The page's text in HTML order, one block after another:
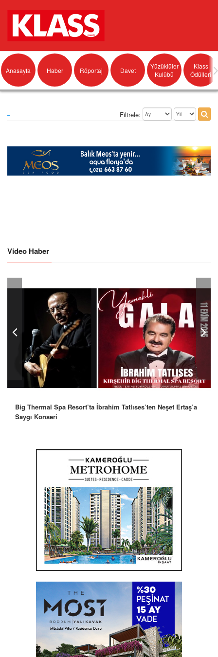
Anasayfa Haber Röportaj Davet
Yüzüklüler
Kulübü
Klass
Ödülleri
Filtrele:
Video Haber
Big Thermal Spa Resort’ta İbrahim Tatlıses’ten Neşet Ertaş’a
Saygı Konseri